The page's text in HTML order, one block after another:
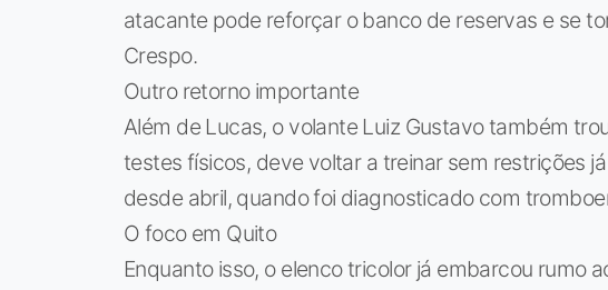
atacante pode reforçar o banco de reservas e se
Crespo.
Outro retorno importante
Além de Lucas, o volante Luiz Gustavo também
testes físicos, deve voltar a treinar sem restrições
desde abril, quando foi diagnosticado com
O foco em Quito
Enquanto isso, o elenco tricolor já embarcou rumo